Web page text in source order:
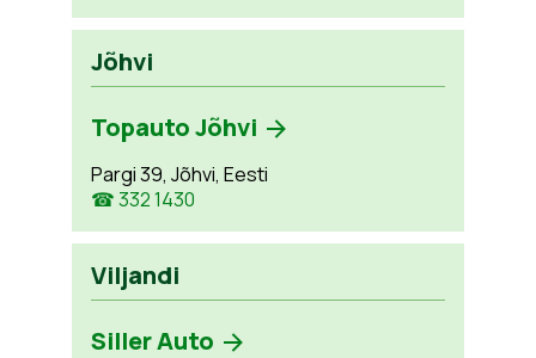
Jõhvi
Topauto Jõhvi
Pargi 39, Jõhvi, Eesti
☎ 332 1430
Viljandi
Siller Auto